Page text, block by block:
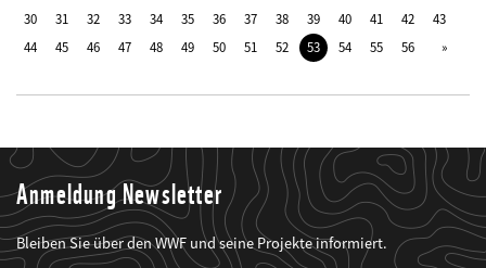
30
31 32 33 34 35 36 37 38 39 40 41 42
43
44
45 46 47 48 49 50 51 52 53 54 55 56
Anmeldung Newsletter
Bleiben Sie über den WWF und seine Projekte informiert.